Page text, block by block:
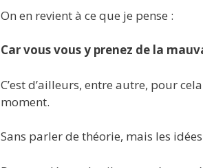
On en revient à ce que je pense :
Car vous vous y prenez de la
C’est d’ailleurs, entre autre, pour
moment.
Sans parler de théorie, mais les